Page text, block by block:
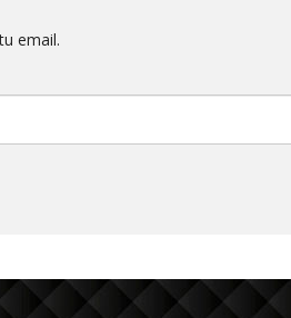
email.